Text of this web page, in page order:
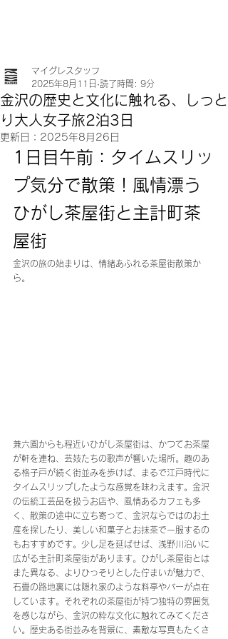
金沢の歴史と文化に触れる、しっと
り大人女子旅2泊3日
マイグレスタッフ
2025年8月11日 読了時間: 9分
更新日： 2025年8月26日
1日目午前：タイムスリッ
プ気分で散策！風情漂う
ひがし茶屋街と主計町茶
屋街
金沢の旅の始まりは、情緒あふれる茶屋街散策か
ら。
兼六園からも程近いひがし茶屋街は、かつてお茶屋
が軒を連ね、芸妓たちの歌声が響いた場所。趣のあ
る格子戸が続く街並みを歩けば、まるで江戸時代に
タイムスリップしたような感覚を味わえます。金沢
の伝統工芸品を扱うお店や、風情あるカフェも多
く、散策の途中に立ち寄って、金沢ならではのお土
産を探したり、美しい和菓子とお抹茶で一服するの
もおすすめです。少し足を延ばせば、浅野川沿いに
広がる主計町茶屋街があります。ひがし茶屋街とは
また異なる、よりひっそりとした佇まいが魅力で、
石畳の路地裏には隠れ家のような料亭やバーが点在
しています。それぞれの茶屋街が持つ独特の雰囲気
を感じながら、金沢の粋な文化に触れてみてくださ
い。歴史ある街並みを背景に、素敵な写真もたくさ